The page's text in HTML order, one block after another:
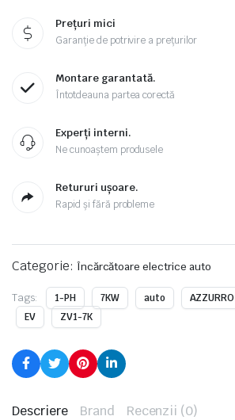
Prețuri mici
Garanție de potrivire a prețurilor
Montare garantată.
Întotdeauna partea corectă
Experți interni.
Ne cunoaștem produsele
Retururi ușoare.
Rapid și fără probleme
Categorie: Încărcătoare electrice auto
Tags: 1-PH 7KW auto AZZURRO
EV
ZV1-7K
Descriere Brand Recenzii (0)